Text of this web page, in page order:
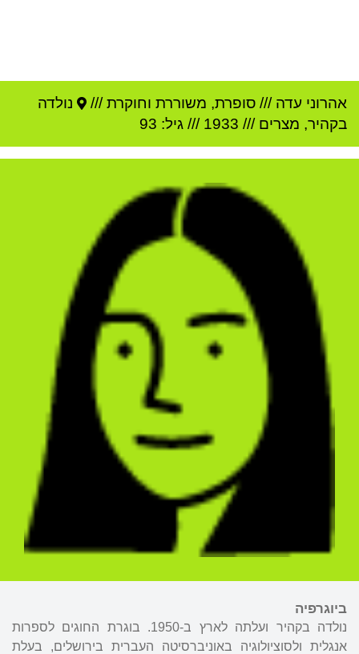
אהרוני עדה /// סופרת, משוררת וחוקרת ///
נולדה
בקהיר, מצרים ///
1933 /// גיל: 93
ביוגרפיה
נולדה בקהיר ועלתה לארץ ב-1950. בוגרת החוגים לספרות
אנגלית ולסוציולוגיה באוניברסיטה העברית בירושלים, בעלת